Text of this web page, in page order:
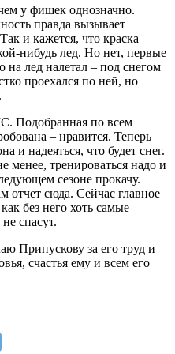
у фишек однозначно.
правда вызывает
и кажется, что краска
нибудь лед. Но нет, первые
на лед налетал – под снегом
проехался по ней, но
Подобранная по всем
– нравится. Теперь
и надеяться, что будет снег.
менее, тренироваться надо и
сезоне прокачу.
сюда. Сейчас главное
без него хоть самые
спасут.
Припускову за его труд и
счастья ему и всем его